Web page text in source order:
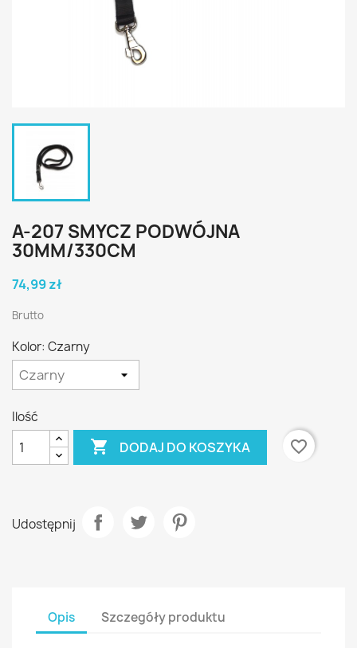
A-207 SMYCZ PODWÓJNA
30MM/330CM
74,99 zł
Brutto
Kolor: Czarny
Ilość
 DODAJ DO KOSZYKA favorite_border
Udostępnij
Opis Szczegóły produktu